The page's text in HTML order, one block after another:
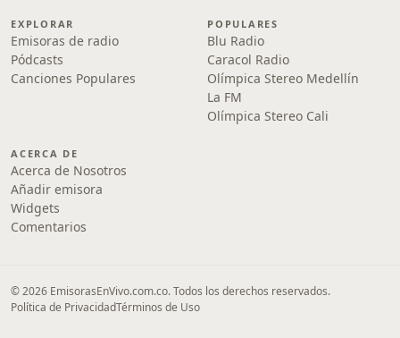
EXPLORAR
Emisoras de radio
Pódcasts
Canciones Populares
POPULARES
Blu Radio
Caracol Radio
Olímpica Stereo Medellín
La FM
Olímpica Stereo Cali
ACERCA DE
Acerca de Nosotros
Añadir emisora
Widgets
Comentarios
© 2026 EmisorasEnVivo.com.co. Todos los derechos reservados.
Política de PrivacidadTérminos de Uso